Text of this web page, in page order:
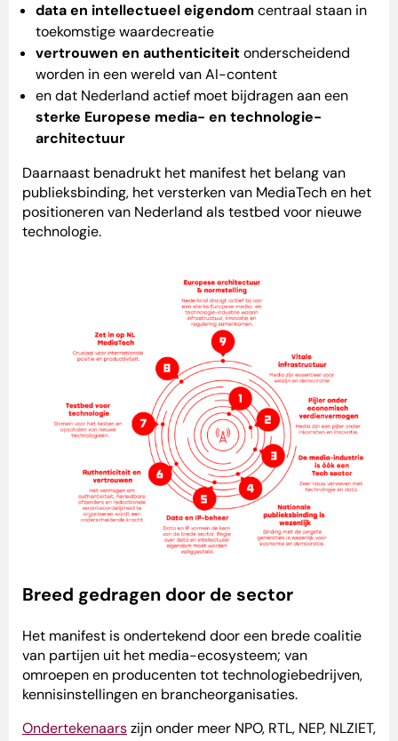
data en intellectueel eigendom centraal staan in
toekomstige waardecreatie
vertrouwen en authenticiteitonderscheidend
worden in een wereld van AI-content
en dat Nederland actief moet bijdragen aan een
sterke Europese media- en technologie-
architectuur
Daarnaast benadrukt het manifest het belang van
publieksbinding, het versterken van MediaTech en het
positioneren van Nederland als testbed voor nieuwe
technologie.
Breed gedragen door de sector
Het manifest is ondertekend door een brede coalitie
van partijen uit het media-ecosysteem; van
omroepen en producenten tot technologiebedrijven,
kennisinstellingen en brancheorganisaties.
Ondertekenaarszijn onder meer NPO, RTL, NEP, NLZIET,